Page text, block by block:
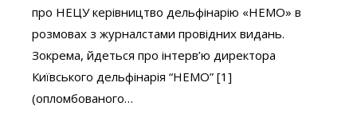
про НЕЦУ керівництво дельфінарію «НЕМО» в
розмовах з журналстами провідних видань.
Зокрема, йдеться про інтерв’ю директора
Київського дельфінарія “НЕМО” [1]
(опломбованого…